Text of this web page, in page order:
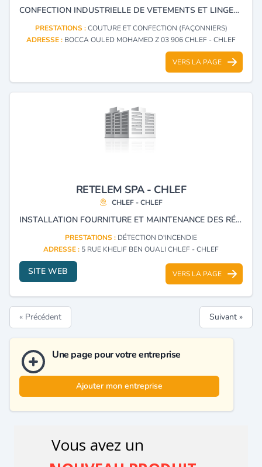
CONFECTION INDUSTRIELLE DE VETEMENTS ET LINGERIE
PRESTATIONS :COUTURE ET CONFECTION (FAÇONNIERS)
ADRESSE : BOCCA OULED MOHAMED Z 03 906 CHLEF - CHLEF
VERS LA PAGE
RETELEM SPA - CHLEF
CHLEF - CHLEF
INSTALLATION FOURNITURE ET MAINTENANCE DES RÉSEAUX TÉLÉPHONIQUES INFORMATIQUES ET TÉLÉSURVEILLANCES, DÉTECTION D'INCENDIE ET INSTALLATION DES PARABOLE COLLECTIVE.
PRESTATIONS : DÉTECTION D'INCENDIE
ADRESSE : 5 RUE KHELIF BEN OUALI CHLEF - CHLEF
SITE WEB VERS LA PAGE
« Précédent Suivant »
Une page pour votre entreprise
Ajouter mon entreprise